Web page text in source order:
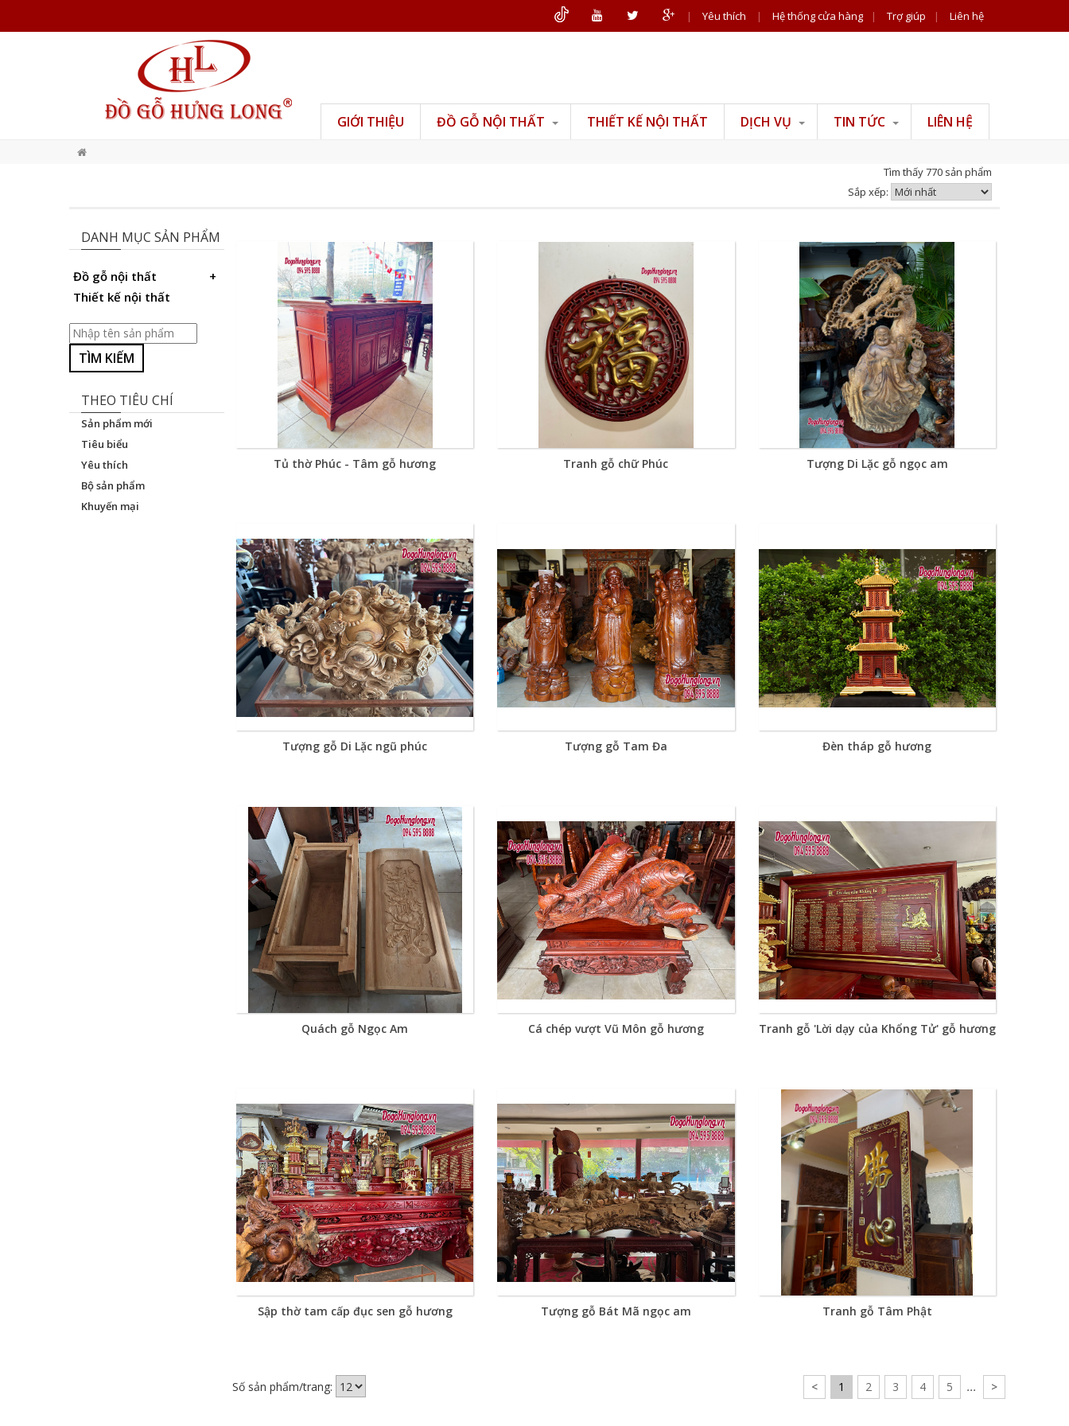
| Yêu thích | Hệ thống cửa hàng | Trợ giúp | Liên hệ
GIỚI THIỆU ĐỒ GỖ NỘI THẤT THIẾT KẾ NỘI THẤT DỊCH VỤ TIN TỨC LIÊN HỆ
Tìm thấy 770 sản phẩm
Sắp xếp:
DANH MỤC SẢN PHẨM
Đồ gỗ nội thất
Thiết kế nội thất
TÌM KIẾM
THEO TIÊU CHÍ
Sản phẩm mới
Tiêu biểu
Yêu thích
Bộ sản phẩm
Khuyến mại
Tủ thờ Phúc - Tâm gỗ hương Tranh gỗ chữ Phúc Tượng Di Lặc gỗ ngọc am
Tượng gỗ Di Lặc ngũ phúc Tượng gỗ Tam Đa Đèn tháp gỗ hương
Quách gỗ Ngọc Am Cá chép vượt Vũ Môn gỗ hương Tranh gỗ 'Lời dạy của Khổng Tử' gỗ hương
Sập thờ tam cấp đục sen gỗ hương Tượng gỗ Bát Mã ngọc am Tranh gỗ Tâm Phật
Số sản phẩm/trang: < 1 2 3 4 5 ... >